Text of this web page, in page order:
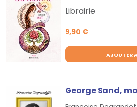
Librairie
9,90 €
AJOUTER
George Sand,